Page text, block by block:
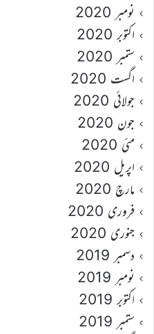
نومبر 2020
اکتوبر 2020
ستمبر 2020
اگست 2020
جولائی 2020
جون 2020
مئی 2020
اپریل 2020
مارچ 2020
فروری 2020
جنوری 2020
دسمبر 2019
نومبر 2019
اکتوبر 2019
ستمبر 2019